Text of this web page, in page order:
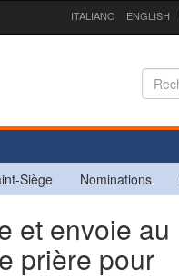
ITALIANO ENGLISH
Siège Nominations
et envoie au
prière pour